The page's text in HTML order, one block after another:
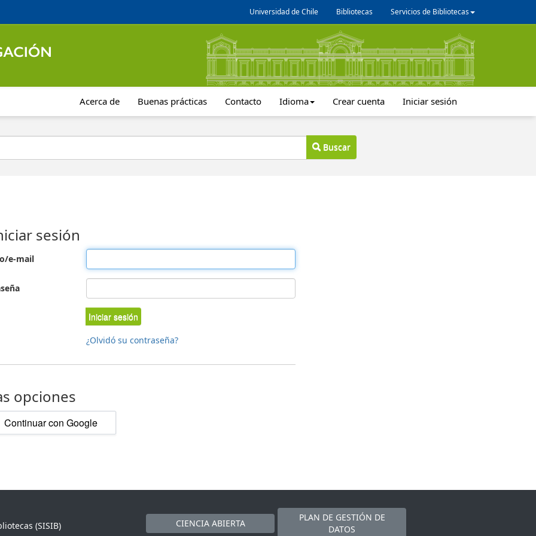
Universidad de Chile Bibliotecas Servicios de Bibliotecas
Acerca de Buenas prácticas Contacto Idioma Crear cuenta Iniciar sesión
Buscar
sesión
e-mail
Iniciar sesión
¿Olvidó su contraseña?
opciones
Continuar con Google
(SISIB)
CIENCIA ABIERTA
PLAN DE GESTIÓN DE
DATOS